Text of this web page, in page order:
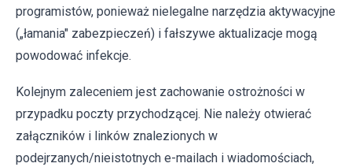
programistów, ponieważ nielegalne narzędzia aktywacyjne
(„łamania" zabezpieczeń) i fałszywe aktualizacje mogą
powodować infekcje.
Kolejnym zaleceniem jest zachowanie ostrożności w
przypadku poczty przychodzącej. Nie należy otwierać
załączników i linków znalezionych w
podejrzanych/nieistotnych e-mailach i wiadomościach,